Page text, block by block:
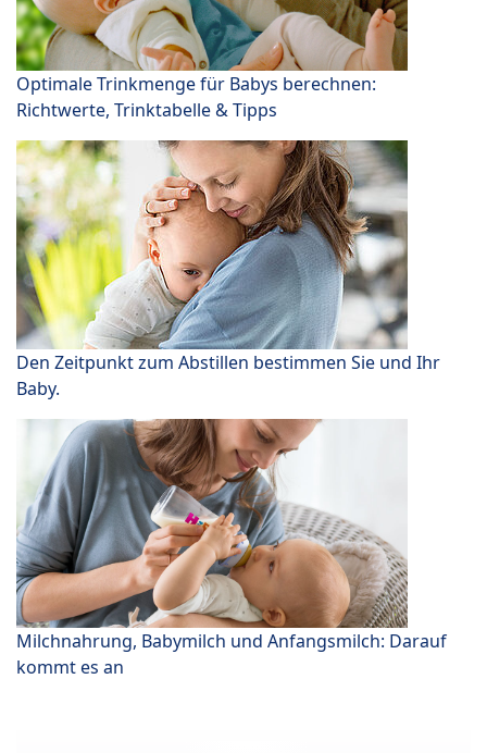
Optimale Trinkmenge für Babys berechnen:
Richtwerte, Trinktabelle & Tipps
Den Zeitpunkt zum Abstillen bestimmen Sie und Ihr
Baby.
Milchnahrung, Babymilch und Anfangsmilch: Darauf
kommt es an